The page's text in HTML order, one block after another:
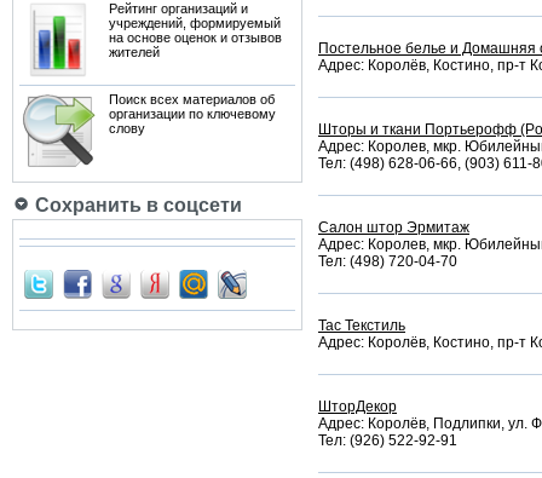
Рейтинг организаций и
учреждений, формируемый
на основе оценок и отзывов
жителей
Поиск всех материалов об
организации по ключевому
слову
Сохранить в соцсети
Постельное белье и Домашняя
Адрес: Королёв, Костино, пр-т
Шторы и ткани Портьерофф
Адрес: Королев, мкр.
Тел: (498) 628-06-66, (903) 611-
Салон штор Эрмитаж
Адрес: Королев, мкр.
Тел: (498) 720-04-70
Тас Текстиль
Адрес: Королёв, Костино, пр-т
ШторДекор
Адрес: Королёв, Подлипки, ул.
Тел: (926) 522-92-91